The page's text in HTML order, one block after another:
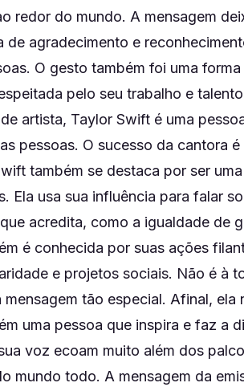
redor do mundo. A mensagem
de agradecimento e
O gesto também foi uma
pelo seu trabalho e
artista, Taylor Swift é uma
pessoas. O sucesso da cantora é
também se destaca por ser
Ela usa sua influência para falar
acredita, como a igualdade de
é conhecida por suas ações
e projetos sociais. Não é à
tão especial. Afinal, ela
uma pessoa que inspira e faz a
voz ecoam muito além dos
mundo todo. A mensagem da